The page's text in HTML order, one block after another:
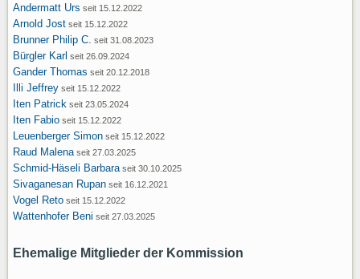
Andermatt Urs seit 15.12.2022
Arnold Jost seit 15.12.2022
Brunner Philip C. seit 31.08.2023
Bürgler Karl seit 26.09.2024
Gander Thomas seit 20.12.2018
Illi Jeffrey seit 15.12.2022
Iten Patrick seit 23.05.2024
Iten Fabio seit 15.12.2022
Leuenberger Simon seit 15.12.2022
Raud Malena seit 27.03.2025
Schmid-Häseli Barbara seit 30.10.2025
Sivaganesan Rupan seit 16.12.2021
Vogel Reto seit 15.12.2022
Wattenhofer Beni seit 27.03.2025
Ehemalige Mitglieder der Kommission